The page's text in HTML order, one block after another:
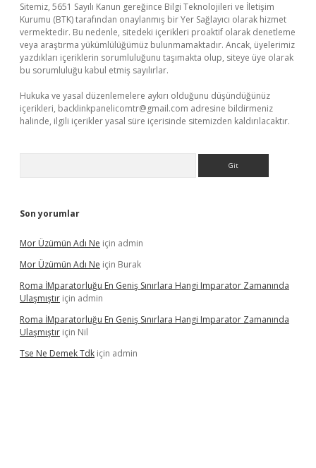
Sitemiz, 5651 Sayılı Kanun gereğince Bilgi Teknolojileri ve İletişim
Kurumu (BTK) tarafından onaylanmış bir Yer Sağlayıcı olarak hizmet
vermektedir. Bu nedenle, sitedeki içerikleri proaktif olarak denetleme
veya araştırma yükümlülüğümüz bulunmamaktadır. Ancak, üyelerimiz
yazdıkları içeriklerin sorumluluğunu taşımakta olup, siteye üye olarak
bu sorumluluğu kabul etmiş sayılırlar.
Hukuka ve yasal düzenlemelere aykırı olduğunu düşündüğünüz
içerikleri, backlinkpanelicomtr@gmail.com adresine bildirmeniz
halinde, ilgili içerikler yasal süre içerisinde sitemizden kaldırılacaktır.
Son yorumlar
Mor Üzümün Adı Ne için admin
Mor Üzümün Adı Ne için Burak
Roma İMparatorluğu En Geniş Sınırlara Hangi Imparator Zamanında
Ulaşmıştır için admin
Roma İMparatorluğu En Geniş Sınırlara Hangi Imparator Zamanında
Ulaşmıştır için Nil
Tse Ne Demek Tdk için admin